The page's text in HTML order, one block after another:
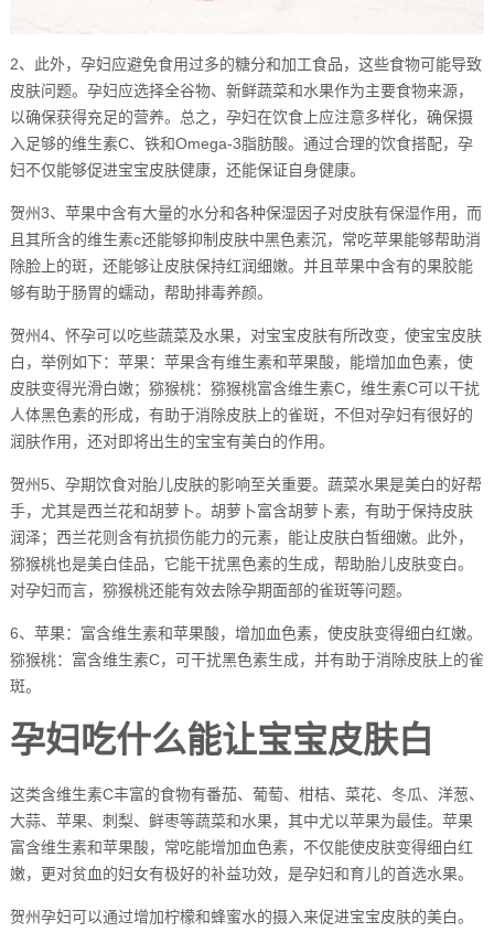
2、此外，孕妇应避免食用过多的糖分和加工食品，这些食物可能导致
皮肤问题。孕妇应选择全谷物、新鲜蔬菜和水果作为主要食物来源，
以确保获得充足的营养。总之，孕妇在饮食上应注意多样化，确保摄
入足够的维生素C、铁和Omega-3脂肪酸。通过合理的饮食搭配，孕
妇不仅能够促进宝宝皮肤健康，还能保证自身健康。
贺州3、苹果中含有大量的水分和各种保湿因子对皮肤有保湿作用，而
且其所含的维生素c还能够抑制皮肤中黑色素沉，常吃苹果能够帮助消
除脸上的斑，还能够让皮肤保持红润细嫩。并且苹果中含有的果胶能
够有助于肠胃的蠕动，帮助排毒养颜。
贺州4、怀孕可以吃些蔬菜及水果，对宝宝皮肤有所改变，使宝宝皮肤
白，举例如下：苹果：苹果含有维生素和苹果酸，能增加血色素，使
皮肤变得光滑白嫩；猕猴桃：猕猴桃富含维生素C，维生素C可以干扰
人体黑色素的形成，有助于消除皮肤上的雀斑，不但对孕妇有很好的
润肤作用，还对即将出生的宝宝有美白的作用。
贺州5、孕期饮食对胎儿皮肤的影响至关重要。蔬菜水果是美白的好帮
手，尤其是西兰花和胡萝卜。胡萝卜富含胡萝卜素，有助于保持皮肤
润泽；西兰花则含有抗损伤能力的元素，能让皮肤白皙细嫩。此外，
猕猴桃也是美白佳品，它能干扰黑色素的生成，帮助胎儿皮肤变白。
对孕妇而言，猕猴桃还能有效去除孕期面部的雀斑等问题。
6、苹果：富含维生素和苹果酸，增加血色素，使皮肤变得细白红嫩。
猕猴桃：富含维生素C，可干扰黑色素生成，并有助于消除皮肤上的雀
斑。
孕妇吃什么能让宝宝皮肤白
这类含维生素C丰富的食物有番茄、葡萄、柑桔、菜花、冬瓜、洋葱、
大蒜、苹果、刺梨、鲜枣等蔬菜和水果，其中尤以苹果为最佳。苹果
富含维生素和苹果酸，常吃能增加血色素，不仅能使皮肤变得细白红
嫩，更对贫血的妇女有极好的补益功效，是孕妇和育儿的首选水果。
贺州孕妇可以通过增加柠檬和蜂蜜水的摄入来促进宝宝皮肤的美白。